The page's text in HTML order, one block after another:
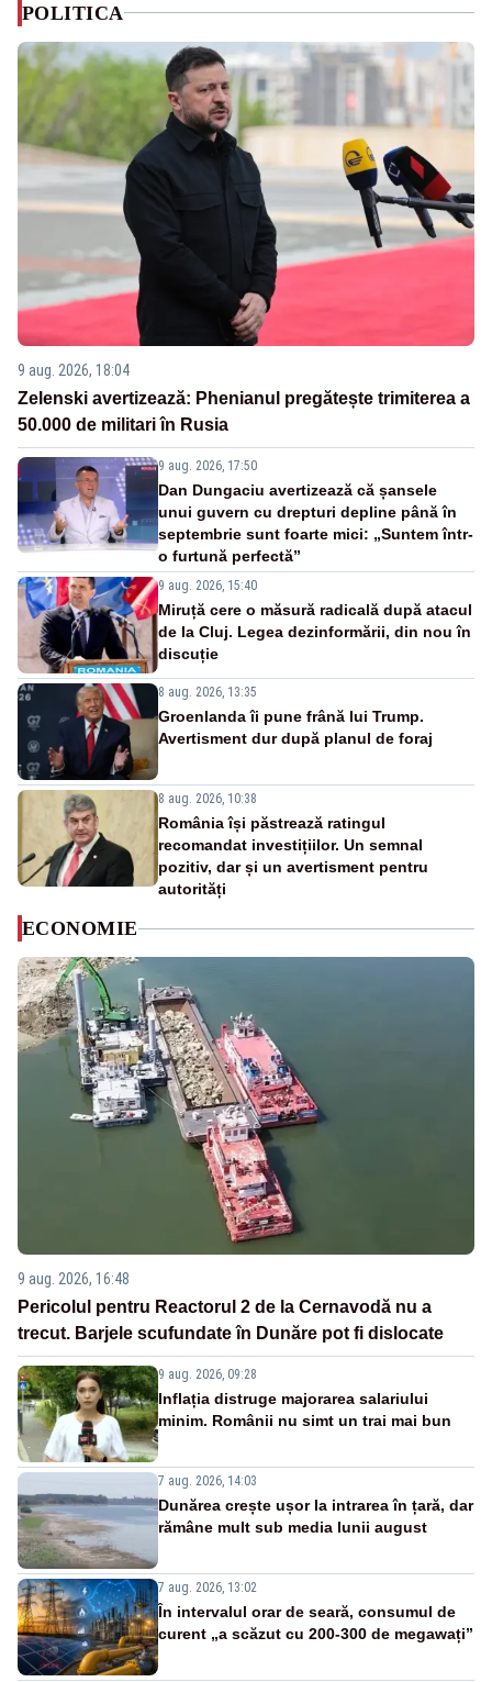
POLITICA
9 aug. 2026, 18:04
Zelenski avertizează: Phenianul pregătește trimiterea a
50.000 de militari în Rusia
9 aug. 2026, 17:50
Dan Dungaciu avertizează că șansele
unui guvern cu drepturi depline până în
septembrie sunt foarte mici: „Suntem într-
o furtună perfectă”
9 aug. 2026, 15:40
Miruță cere o măsură radicală după atacul
de la Cluj. Legea dezinformării, din nou în
discuție
8 aug. 2026, 13:35
Groenlanda îi pune frână lui Trump.
Avertisment dur după planul de foraj
8 aug. 2026, 10:38
România își păstrează ratingul
recomandat investițiilor. Un semnal
pozitiv, dar și un avertisment pentru
autorități
ECONOMIE
9 aug. 2026, 16:48
Pericolul pentru Reactorul 2 de la Cernavodă nu a
trecut. Barjele scufundate în Dunăre pot fi dislocate
9 aug. 2026, 09:28
Inflația distruge majorarea salariului
minim. Românii nu simt un trai mai bun
7 aug. 2026, 14:03
Dunărea crește ușor la intrarea în țară, dar
rămâne mult sub media lunii august
7 aug. 2026, 13:02
În intervalul orar de seară, consumul de
curent „a scăzut cu 200-300 de megawați”